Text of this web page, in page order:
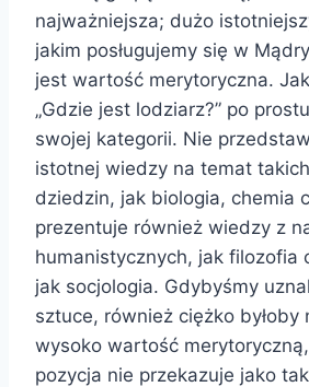
najważniejsza; dużo
jakim posługujemy się w
jest wartość merytoryczna.
„Gdzie jest lodziarz?” po
swojej kategorii. Nie
istotnej wiedzy na temat
dziedzin, jak biologia, chemia
prezentuje również wiedzy z
humanistycznych, jak filozofia
jak socjologia. Gdybyśmy
sztuce, również ciężko byłoby
wysoko wartość
pozycja nie przekazuje jako